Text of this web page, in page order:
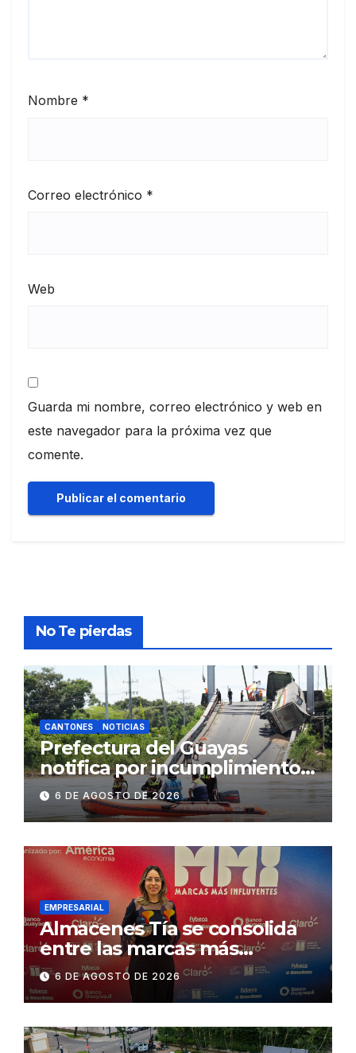
Nombre *
Correo electrónico *
Web
Guarda mi nombre, correo electrónico y web en
este navegador para la próxima vez que
comente.
No Te pierdas
CANTONES NOTICIAS
Prefectura del Guayas
notifica por incumplimiento
contractual a la
Concesionaria CONORTE y
exige celeridad en
desmontaje del puente
Gonzalo Icaza Cornejo, en
Daule
6 DE AGOSTO DE 2026
EMPRESARIAL
Almacenes Tía se consolida
entre las marcas más
influyentes del Ecuador
6 DE AGOSTO DE 2026